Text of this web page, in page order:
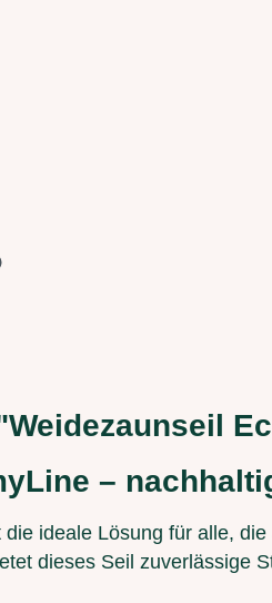
–
die ideale Lösung für alle,
dieses Seil zuverlässige